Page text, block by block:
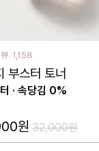
: 1,158
부스터 토너
· 속당김 0%
원 32,000원